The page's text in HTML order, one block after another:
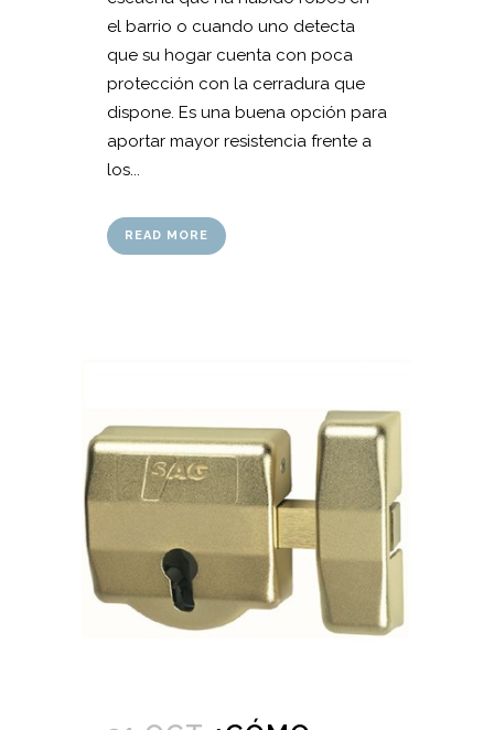
el barrio o cuando uno detecta
que su hogar cuenta con poca
protección con la cerradura que
dispone. Es una buena opción para
aportar mayor resistencia frente a
los...
READ MORE